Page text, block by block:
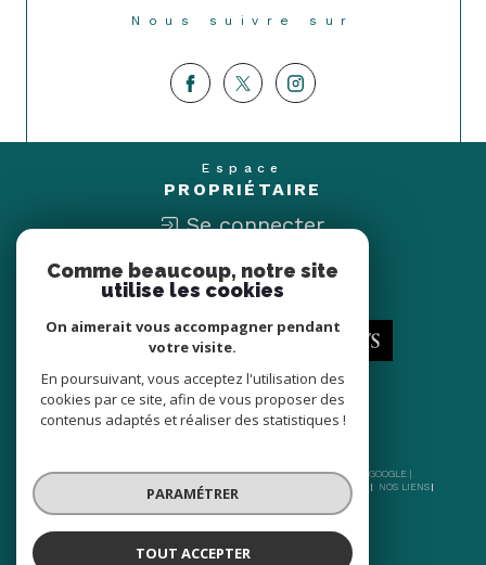
Nous suivre sur
Espace
PROPRIÉTAIRE
Se connecter
Nous
ADHÉRONS
© 2026 | TOUS DROITS RÉSERVÉS | TRADUCTION POWERED BY GOOGLE |
PLAN DU SITE ADMIN
NOS LIENS
POLITIQUE RGPD
Comme beaucoup, notre site
utilise les cookies
On aimerait vous accompagner pendant
votre visite.
En poursuivant, vous acceptez l'utilisation des
cookies par ce site, afin de vous proposer des
contenus adaptés et réaliser des statistiques !
PARAMÉTRER
TOUT ACCEPTER